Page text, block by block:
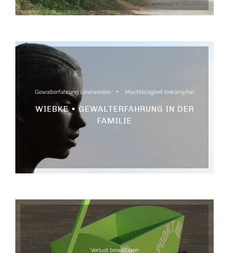
Gewalterfahrung überwinden Machtlosigkeit bekämpfen
WIEBKE • GEWALTERFAHRUNG IN DER
FAMILIE
Verlust bewältigen